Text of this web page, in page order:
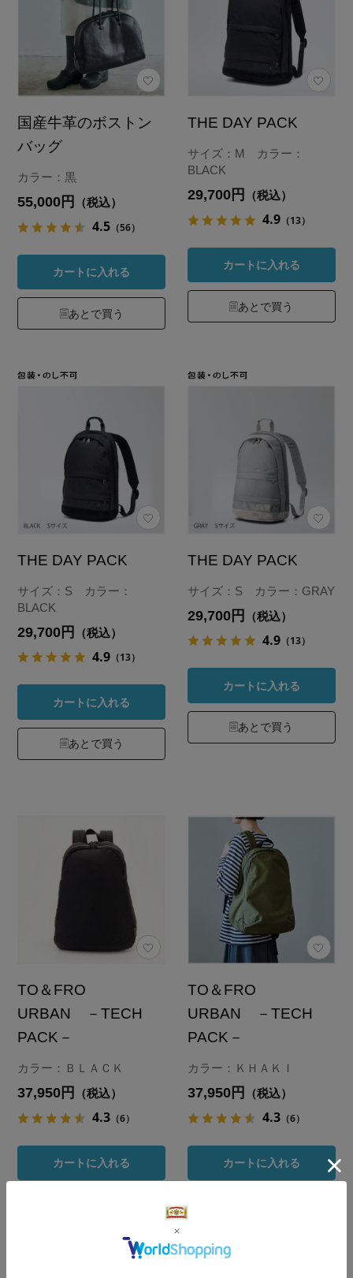
国産牛革のボストン
バッグ
カラー：黒
55,000円 （税込）
4.5 （56）
カートに入れる
あとで買う
THE DAY PACK
サイズ：M カラー：
BLACK
29,700円 （税込）
4.9 （13）
カートに入れる
あとで買う
THE DAY PACK
サイズ：S カラー：
BLACK
29,700円 （税込）
4.9 （13）
カートに入れる
あとで買う
THE DAY PACK
サイズ：S カラー：GRAY
29,700円 （税込）
4.9 （13）
カートに入れる
あとで買う
TO＆FRO
URBAN －TECH
PACK－
カラー：ＢＬＡＣＫ
37,950円 （税込）
4.3 （6）
カートに入れる
TO＆FRO
URBAN －TECH
PACK－
カラー：ＫＨＡＫＩ
37,950円 （税込）
4.3 （6）
カートに入れる